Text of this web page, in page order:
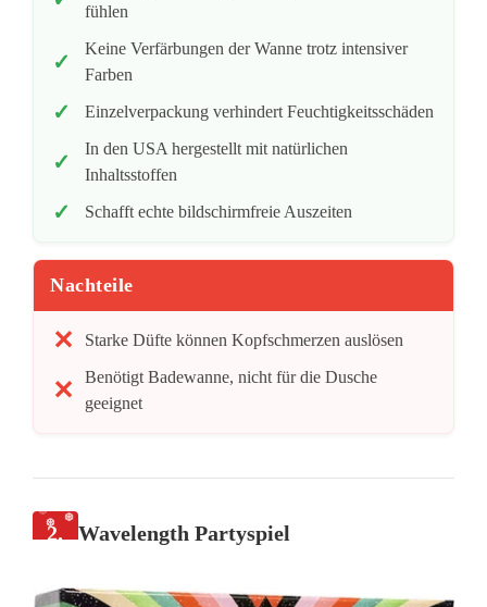
fühlen
Keine Verfärbungen der Wanne trotz intensiver
Farben
Einzelverpackung verhindert Feuchtigkeitsschäden
In den USA hergestellt mit natürlichen
Inhaltsstoffen
Schafft echte bildschirmfreie Auszeiten
Nachteile
Starke Düfte können Kopfschmerzen auslösen
Benötigt Badewanne, nicht für die Dusche
geeignet
2. Wavelength Partyspiel